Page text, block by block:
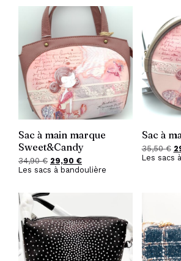
Sac à main marque
Sweet&Candy
34,90€ Le
prix
29,90 €
prix
Les sacs à bandoulière
Sac à
35,50€
Les sacs